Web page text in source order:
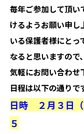
毎年ご参加して頂い
けるようお願い申し
いる保護者様にとっ
なると思いますので
気軽にお問い合わせ
日程は以下の通りで
日時 ２月３日
５